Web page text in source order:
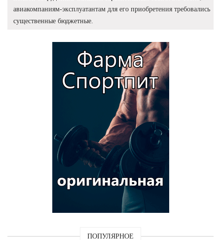
авиакомпаниям-эксплуатантам для его приобретения требовались
существенные бюджетные.
ПОПУЛЯРНОЕ